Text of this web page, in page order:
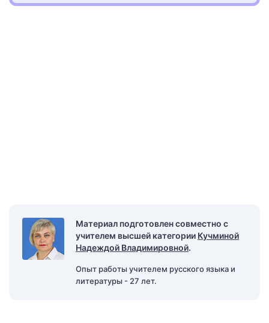
Материал подготовлен совместно с
учителем высшей категории Кучминой
Надеждой Владимировной.
Опыт работы учителем русского языка и
литературы - 27 лет.